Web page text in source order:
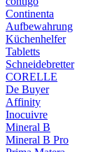
Continenta
Aufbewahrung
Küchenhelfer
Tabletts
Schneidebretter
CORELLE
De Buyer
Affinity
Inocuivre
Mineral B
Mineral B Pro